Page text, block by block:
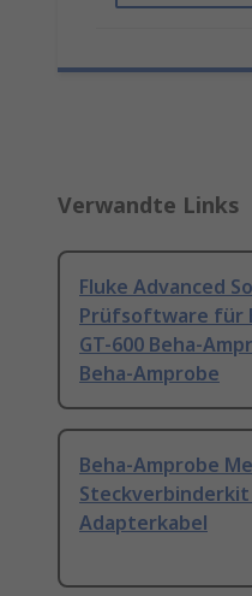
Verwandte Links
Fluke Advanced
Prüfsoftware für
GT-600 Beha-
Beha-Amprobe
Beha-Amprobe
Steckverbinderkit
Adapterkabel